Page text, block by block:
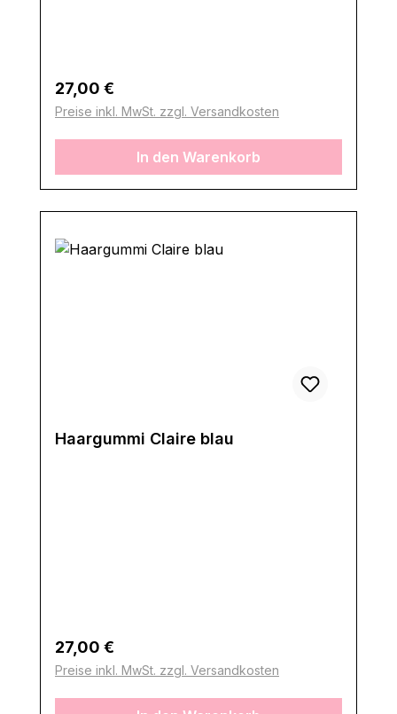
Regulärer Preis:
27,00 €
Preise inkl. MwSt. zzgl. Versandkosten
In den Warenkorb
Haargummi Claire blau
Regulärer Preis:
27,00 €
Preise inkl. MwSt. zzgl. Versandkosten